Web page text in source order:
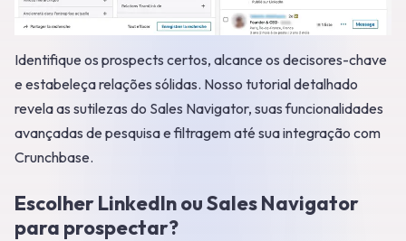
Identifique os prospects certos, alcance os decisores-chave
e estabeleça relações sólidas. Nosso tutorial detalhado
revela as sutilezas do Sales Navigator, suas funcionalidades
avançadas de pesquisa e filtragem até sua integração com
Crunchbase.
Escolher LinkedIn ou Sales Navigator
para prospectar?